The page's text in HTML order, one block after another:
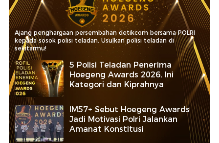
Ajang penghargaan persembahan detikcom bersama POLRI
kepada sosok polisi teladan. Usulkan polisi teladan di
sekitarmu!
5 Polisi Teladan Penerima
Hoegeng Awards 2026, Ini
Kategori dan Kiprahnya
IM57+ Sebut Hoegeng Awards
Jadi Motivasi Polri Jalankan
Amanat Konstitusi